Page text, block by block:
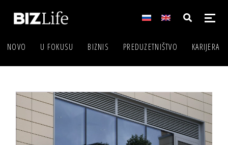
NOVO U FOKUSU BIZNIS PREDUZETNIŠTVO KARIJERA